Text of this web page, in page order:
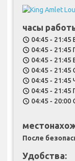
часы
schedule 04:45 - 21:45
schedule 04:45 -
schedule 04:45 - 21:45
schedule 04:45 - 21:45
schedule 04:45 - 21:45
schedule 04:45 - 21:45
schedule 04:45 - 20:00
После
Удобства: